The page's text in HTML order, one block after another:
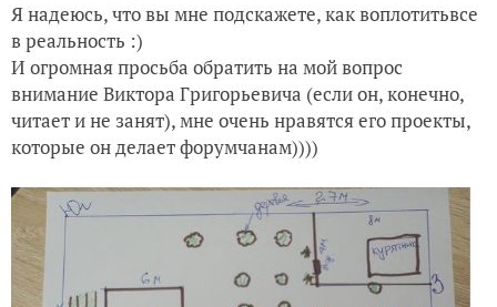
Я надеюсь, что вы мне подскажете, каквоплотитьвсе
в реальность :)
И огромная просьба обратить на мой вопрос
внимание Виктора Григорьевича (если он, конечно,
читает и не занят), мне очень нравятся его проекты,
которые он делает форумчанам))))